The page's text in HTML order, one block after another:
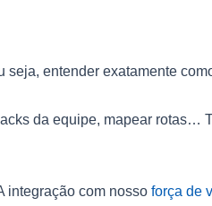
entender exatamente
da equipe, mapear rotas…
integração com nosso força de